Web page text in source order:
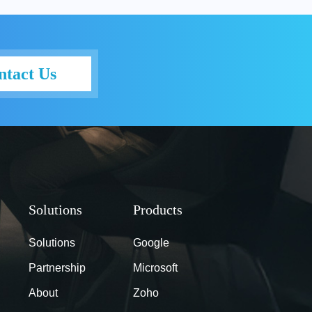
Us
Solutions
Partnership
About
Google
Microsoft
Zoho